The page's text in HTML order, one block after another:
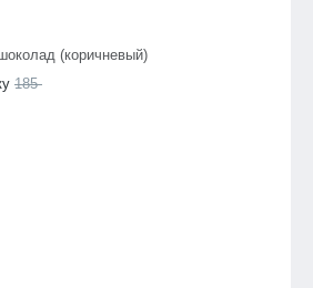
(коричневый)
185